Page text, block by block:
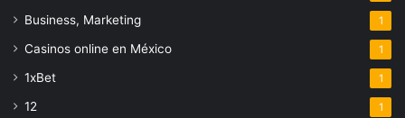
Business, Marketing 1
Casinos online en México 1
1xBet 1
12 1